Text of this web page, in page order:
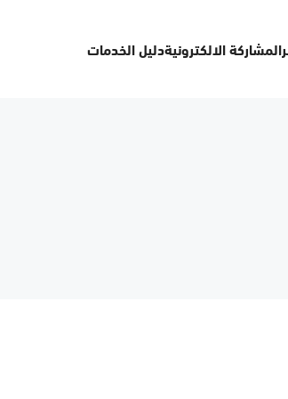
المشاركة الالكترونيةدليل الخدمات